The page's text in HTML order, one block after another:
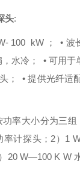
头:
100 kW ；
• 波
水冷；
• 可用于
；
• 提供光纤适
功率大小分为三组
计探头； 2）1
20 W—100 K W